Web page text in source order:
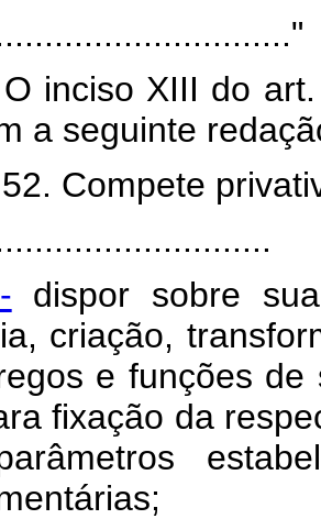
inciso XIII do
a seguinte
Compete
dispor sobre
criação,
e funções
fixação da